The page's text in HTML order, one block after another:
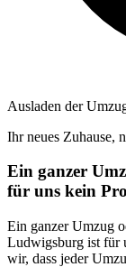
Ausladen der
Ihr neues Zuhause,
Ein ganzer
für uns kein
Ein ganzer Umzug
Ludwigsburg ist für
wir, dass jeder